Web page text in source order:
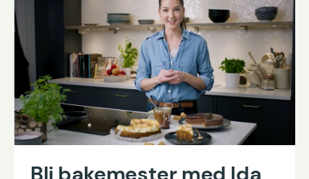
Bli bakemester med Ida